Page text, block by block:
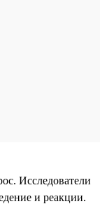
Исследователи
и реакции.